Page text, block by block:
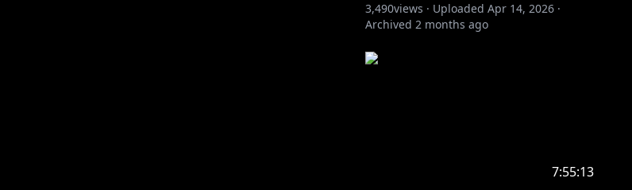
3,490views · Uploaded Apr 14, 2026 ·
Archived 2 months ago
7:55:13